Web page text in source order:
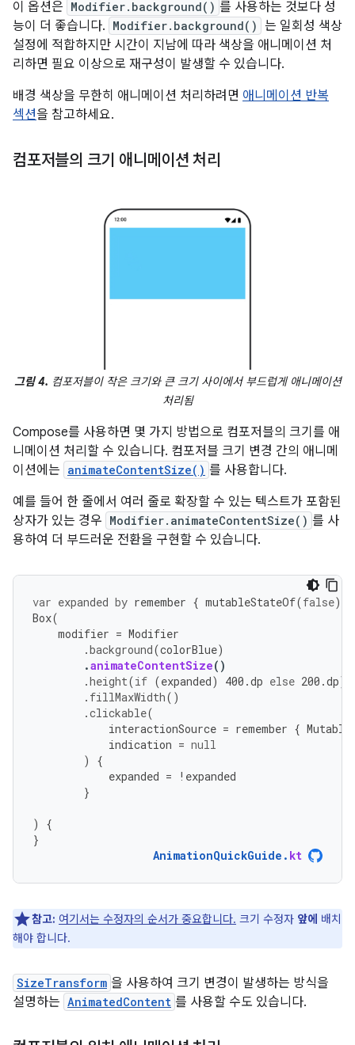
이 옵션은 Modifier.background() 를 사용하는 것보다 성
능이 더 좋습니다. Modifier.background() 는 일회성 색상
설정에 적합하지만 시간이 지남에 따라 색상을 애니메이션 처
리하면 필요 이상으로 재구성이 발생할 수 있습니다.
배경 색상을 무한히 애니메이션 처리하려면 애니메이션 반복
섹션을 참고하세요.
컴포저블의 크기 애니메이션 처리
그림 4. 컴포저블이 작은 크기와 큰 크기 사이에서 부드럽게 애니메이션
처리됨
Compose를 사용하면 몇 가지 방법으로 컴포저블의 크기를 애
니메이션 처리할 수 있습니다. 컴포저블 크기 변경 간의 애니메
이션에는 animateContentSize() 를 사용합니다.
예를 들어 한 줄에서 여러 줄로 확장할 수 있는 텍스트가 포함된
상자가 있는 경우 Modifier.animateContentSize() 를 사
용하여 더 부드러운 전환을 구현할 수 있습니다.
var expanded by remember { mutableStateOf(false)
Box(
modifier = Modifier
.background(colorBlue)
.animateContentSize()
.height(if (expanded) 400.dp else 200.dp)
. fillMaxWidth()
.clickable(
interactionSource = remember {
indication = null
)
{
expanded = ! expanded
}
)
{
}
AnimationQuickGuide . kt
참고: 여기서는 수정자의 순서가 중요합니다. 크기 수정자 앞에 배치
해야 합니다.
SizeTransform 을 사용하여 크기 변경이 발생하는 방식을
설명하는 AnimatedContent 를 사용할 수도 있습니다.